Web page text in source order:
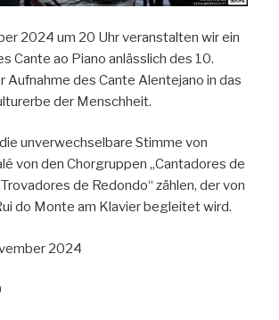
2024 um 20 Uhr veranstalten wir ein
Cante ao Piano anlässlich des 10.
Aufnahme des Cante Alentejano in das
der Menschheit.
unverwechselbare Stimme von
von den Chorgruppen „Cantadores de
de Redondo“ zählen, der von
do Monte am Klavier begleitet wird.
2024